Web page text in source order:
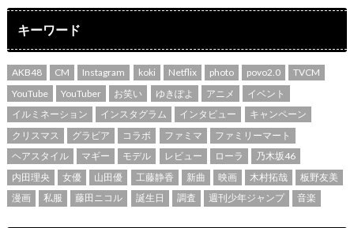
キーワード
AKB48 CM Instagram koki Netflix photo povo2.0
TVCM
YouTube
YouTuber お笑い ゆきぽよ アニメ
イベント
イルミネーション
インスタグラム インタビュー
キャンペーン
クリスマス
グラビア コラボ ファミマ
ファミリーマート
ヘアスタイル
マギー モデル レビュー ローラ
乃木坂46
内田理央
女優 山田優 工藤静香 新曲 映画 木村拓哉
板野友美
漫画
私服 藤田ニコル 誕生日 調査 週刊少年ジャンプ 音楽